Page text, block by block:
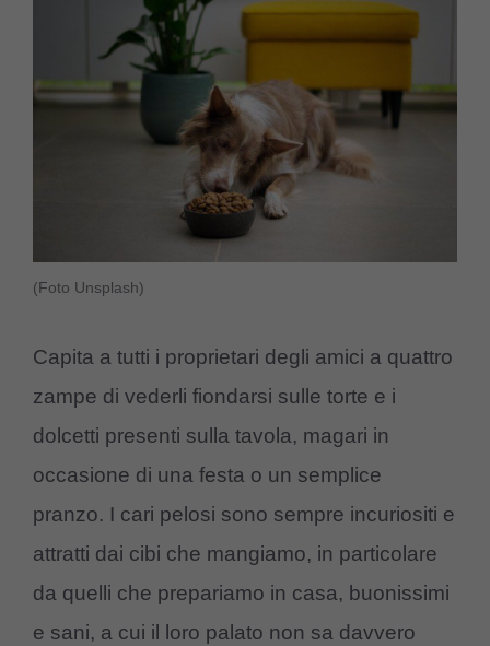
(Foto Unsplash)
Capita a tutti i proprietari degli amici a quattro
zampe di vederli fiondarsi sulle torte e i
dolcetti presenti sulla tavola, magari in
occasione di una festa o un semplice
pranzo. I cari pelosi sono sempre incuriositi e
attratti dai cibi che mangiamo, in particolare
da quelli che prepariamo in casa, buonissimi
e sani, a cui il loro palato non sa davvero